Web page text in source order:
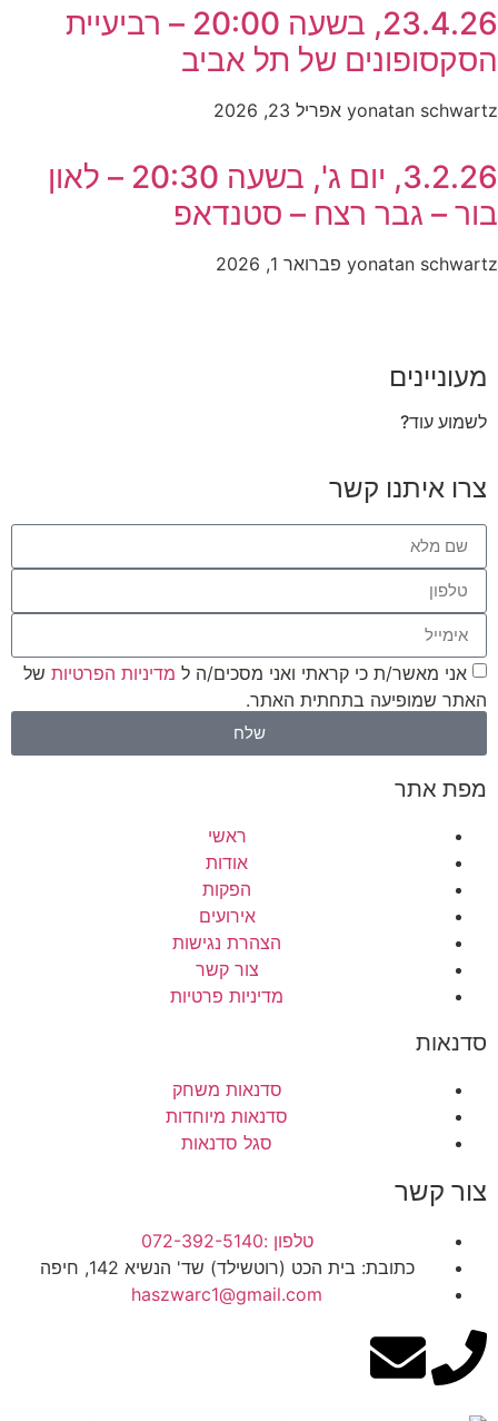
23.4.26, בשעה 20:00 – רביעיית
הסקסופונים של תל אביב
yonatan schwartz אפריל 23, 2026
3.2.26, יום ג', בשעה 20:30 – לאון
בור – גבר רצח – סטנדאפ
yonatan schwartz פברואר 1, 2026
מעוניינים
לשמוע עוד?
צרו איתנו קשר
אני מאשר/ת כי קראתי ואני מסכים/ה ל מדיניות הפרטיות של
האתר שמופיעה בתחתית האתר.
שלח
מפת אתר
ראשי
אודות
הפקות
אירועים
הצהרת נגישות
צור קשר
מדיניות פרטיות
סדנאות
סדנאות משחק
סדנאות מיוחדות
סגל סדנאות
צור קשר
טלפון :072-392-5140
כתובת: בית הכט (רוטשילד) שד' הנשיא 142, חיפה
haszwarc1@gmail.com